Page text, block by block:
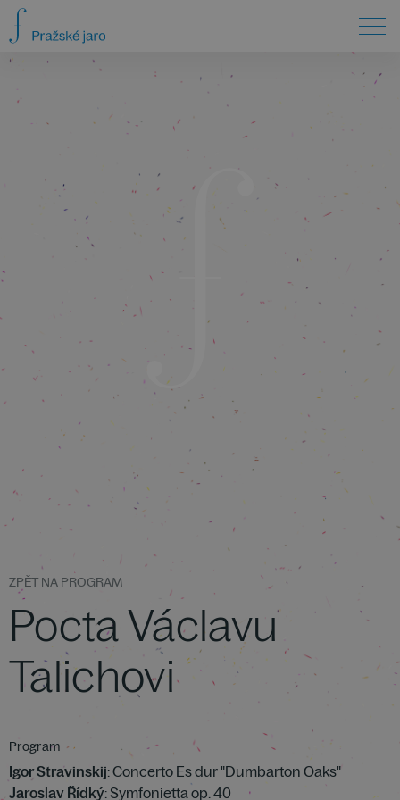
ZPĚT NA PROGRAM
Pocta Václavu
Talichovi
Program
Igor Stravinskij: Concerto Es dur "Dumbarton Oaks"
Jaroslav Řídký: Symfonietta op. 40